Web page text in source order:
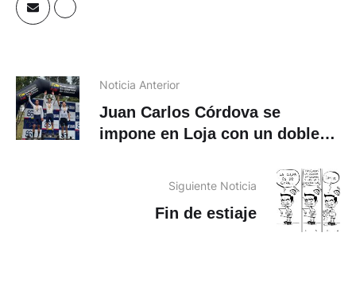
Noticia Anterior
Juan Carlos Córdova se
impone en Loja con un doblete
Siguiente Noticia
Fin de estiaje